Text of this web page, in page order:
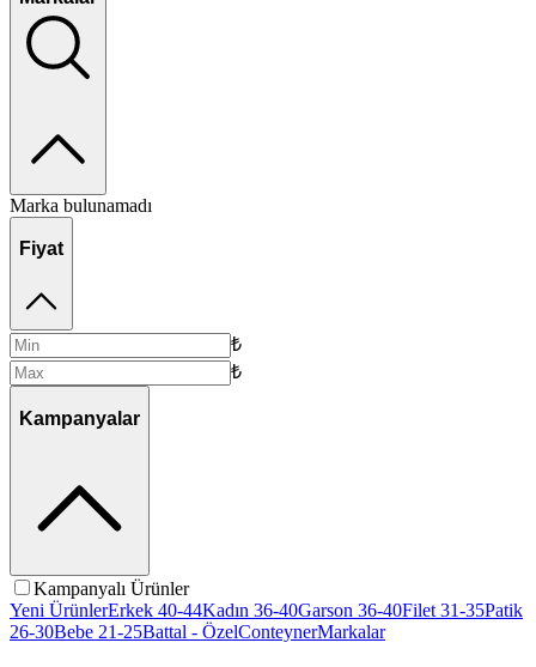
Marka bulunamadı
Fiyat
₺
₺
Kampanyalar
Kampanyalı Ürünler
Yeni ÜrünlerErkek 40-44Kadın 36-40Garson 36-40Filet 31-35Patik
26-30Bebe 21-25Battal - ÖzelConteynerMarkalar